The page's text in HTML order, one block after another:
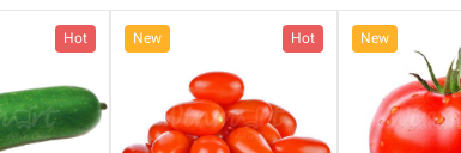
Hot New Hot New